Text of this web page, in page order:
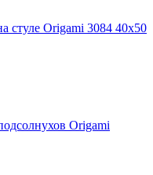
стуле Origami 3084 40x50